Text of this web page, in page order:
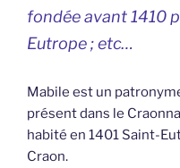
fondée avant 1410
Eutrope ; etc…
Mabile est un
présent dans le
habité en 1401 Saint-
Craon.